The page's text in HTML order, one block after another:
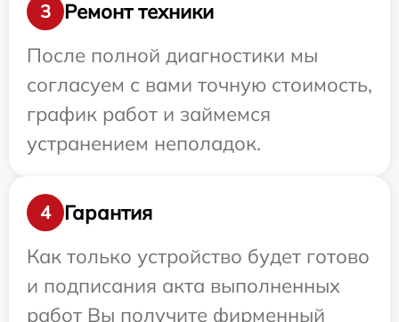
3
Ремонт техники
После полной диагностики мы
согласуем с вами точную стоимость,
график работ и займемся
устранением неполадок.
4
Гарантия
Как только устройство будет готово
и подписания акта выполненных
работ Вы получите фирменный